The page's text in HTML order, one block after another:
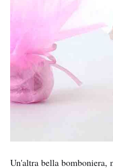
Un'altra bella bomboniera,